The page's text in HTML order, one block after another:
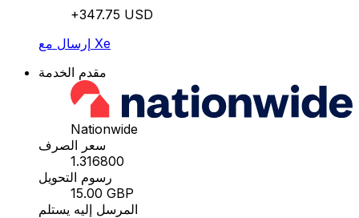
+347.75 USD
إرسال مع Xe
مقدم الخدمة
Nationwide
سعر الصرف
1.316800
رسوم التحويل
15.00 GBP
المرسل إليه يستلم